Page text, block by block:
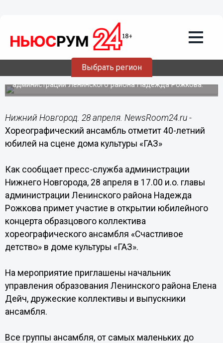
Выбрать регион
Концерт «Счастливое детство»
пройдет в Нижнем Новгороде 28
апреля
В открытии концерта примет участие и.о. главы
администрации Ленинского района Надежда Рожкова.
Нижний Новгород. 28 апреля. NewsRoom24.ru -
Хореографический ансамбль отметит 40-летний
юбилей на сцене дома культуры «ГАЗ»
Как сообщает пресс-служба администрации
Нижнего Новгорода, 28 апреля в 17.00 и.о. главы
администрации Ленинского района Надежда
Рожкова примет участие в открытии юбилейного
концерта образцового коллектива
хореографического ансамбля «Счастливое
детство» в доме культуры «ГАЗ».
На мероприятие приглашены начальник
управления образования Ленинского района Елена
Дейч, дружеские коллективы и выпускники
ансамбля.
Все группы ансамбля, от самых маленьких до